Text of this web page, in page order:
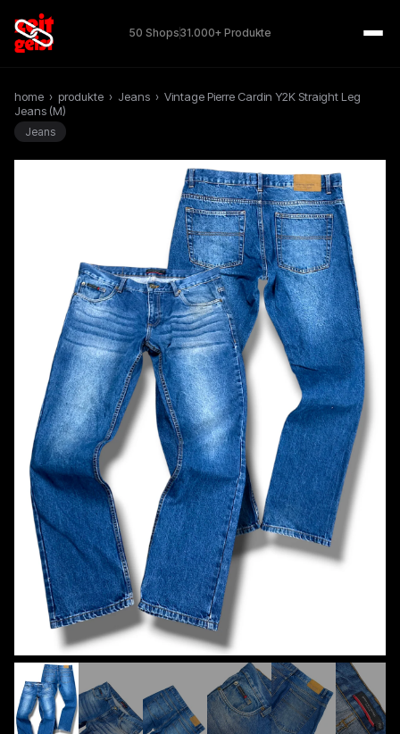
50 Shops31.000+ Produkte
home › produkte › Jeans › Vintage Pierre Cardin Y2K Straight Leg
Jeans (M)
Jeans